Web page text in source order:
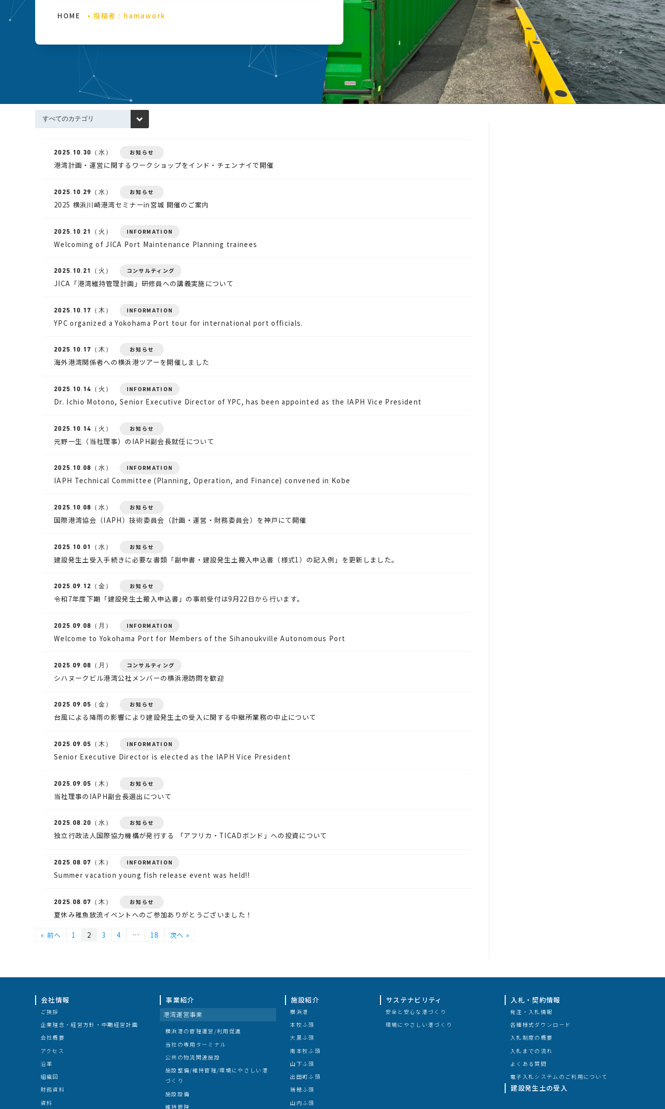
HOME 投稿者 : hamawork
2025. 10.30 （水） お知らせ
港湾計画・運営に関するワークショップをインド・チェンナイで開催
2025. 10.29 （水） お知らせ
2025 横浜川崎港湾セミナーin宮城 開催のご案内
2025. 10.21 （火） INFORMATION
Welcoming of JICA Port Maintenance Planning trainees
2025. 10.21 （火） コンサルティング
JICA「港湾維持管理計画」研修員への講義実施について
2025. 10.17 （木） INFORMATION
YPC organized a Yokohama Port tour for international port officials.
2025. 10.17 （木） お知らせ
海外港湾関係者への横浜港ツアーを開催しました
2025. 10.14 （火） INFORMATION
Dr. Ichio Motono, Senior Executive Director of YPC, has been appointed as the IAPH Vice President
2025. 10.14 （火） お知らせ
元野一生（当社理事）のIAPH副会長就任について
2025. 10.08 （水） INFORMATION
IAPH Technical Committee (Planning, Operation, and Finance) convened in Kobe
2025. 10.08 （水） お知らせ
国際港湾協会（IAPH）技術委員会（計画・運営・財務委員会）を神戸にて開催
2025. 10.01 （水） お知らせ
建設発生土受入手続きに必要な書類「副申書・建設発生土搬入申込書（様式1）の記入例」を更新しました。
2025.09.12 （金） お知らせ
令和7年度下期「建設発生土搬入申込書」の事前受付は9月22日から行います。
2025.09.08 （月） INFORMATION
Welcome to Yokohama Port for Members of the Sihanoukville Autonomous Port
2025. 09.08 （月） コンサルティング
シハヌークビル港湾公社メンバーの横浜港訪問を歓迎
2025.09.05 （金） お知らせ
台風による降雨の影響により建設発生土の受入に関する中継所業務の中止について
2025.09.05 （木） INFORMATION
Senior Executive Director is elected as the IAPH Vice President
2025. 09.05 （木） お知らせ
当社理事のIAPH副会長選出について
2025.08.20 （水） お知らせ
独立行政法人国際協力機構が発行する 「アフリカ・TICADボンド」への投資について
2025.08.07 （木） INFORMATION
Summer vacation young fish release event was held!!
2025. 08.07 （木） お知らせ
夏休み稚魚放流イベントへのご参加ありがとうございました！
« 前へ 1 2 3 4 … 18 次へ »
会社情報
ご挨拶
企業理念・経営方針・中期経営計画
会社概要
アクセス
沿革
組織図
財務資料
資料
事業紹介
港湾運営事業
横浜港の管理運営/利用促進
当社の専用ターミナル
公共の物流関連施設
施設整備/維持管理/環境にやさしい港
づくり
施設設備
維持管理
施設紹介
横浜港
本牧ふ頭
大黒ふ頭
南本牧ふ頭
山下ふ頭
出田町ふ頭
瑞穂ふ頭
山内ふ頭
サステナビリティ
安全と安心な港づくり
環境にやさしい港づくり
入札・契約情報
発注・入札情報
各種様式ダウンロード
入札制度の概要
入札までの流れ
よくある質問
電子入札システムのご利用について
建設発生土の受入